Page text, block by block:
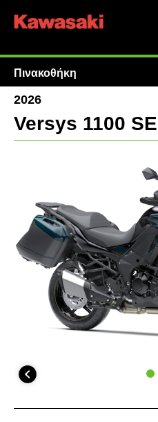
Πινακοθήκη
2026
Versys 1100